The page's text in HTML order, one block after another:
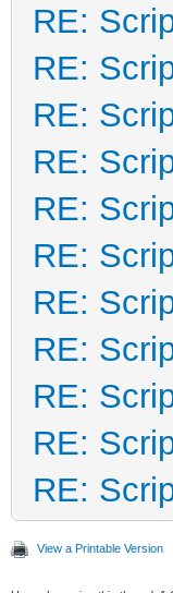
---
---
If
end
If
RE:
RE:
RE:
RE:
RE:
RE:
RE:
RE:
RE:
RE:
RE:
View a Printable Version